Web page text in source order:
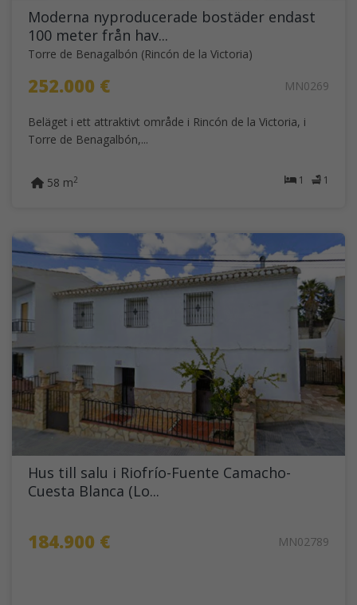
Moderna nyproducerade bostäder endast
100 meter från hav...
Torre de Benagalbón (Rincón de la Victoria)
252.000 € MN0269
Beläget i ett attraktivt område i Rincón de la Victoria, i
Torre de Benagalbón,...
1 1
58 m2
Hus till salu i Riofrío-Fuente Camacho-
Cuesta Blanca (Lo...
184.900 € MN02789